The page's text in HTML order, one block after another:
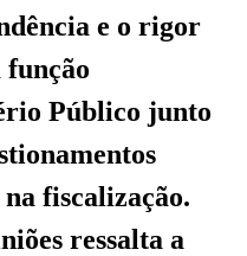
e o rigor
função
Público junto
fiscalização.
ressalta a